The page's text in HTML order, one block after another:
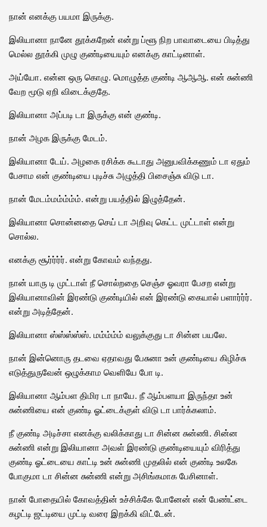
நான் எனக்கு பயமா இருக்கு.
இலியானா நானே தூக்கறேன் என்று ப்ளூ நிற பாவாடையை பிடித்து
மெல்ல தூக்கி முழு குண்டியையும் எனக்கு காட்டினாள்.
அய்யோ. என்ன ஒரு கொழு. மொழுத்த குண்டி ஆஆஆ. என் சுன்ணி
வேற மூடு ஏறி விடைக்குதே.
இலியானா அப்படி டா இருக்கு என் குண்டி.
நான் அழக இருக்கு மேடம்.
இலியானா டேய். அழகை ரசிக்க கூடாது அனுபவிக்கணும் டா ஏதும்
பேசாம என் குண்டியை புடிச்சு அழுத்தி பிசைஞ்சு விடு டா.
நான் மேடம்மம்ம்ம்ம். என்று பயத்தில் இழுத்தேன்.
இலியானா சொன்னதை செய் டா அறிவு கெட்ட முட்டாள் என்று
சொல்ல.
எனக்கு சூர்ர்ர்ர். என்று கோவம் வந்தது.
நான் யாரு டி முட்டாள் நீ சொல்றதை செஞ்ச ஓவரா பேசற என்று
இலியானாவின் இரண்டு குண்டியில் என் இரண்டு கையால் பளார்ர்ர்.
என்று அடித்தேன்.
இலியானா ஸ்ஸ்ஸ்ஸ்ஸ். மம்ம்ம்ம் வலுக்குது டா சின்ன பயலே.
நான் இன்னொரு தடவை ஏதாவது பேசுனா உன் குண்டியை கிழிச்சு
எடுத்துருவேன் ஒழுக்காம வெளியே போ டி.
இலியானா ஆம்பள திமிர டா நாயே. நீ ஆம்பளயா இருந்தா உன்
சுன்ணியை என் குண்டி ஓட்டைக்குள் விடு டா பார்க்கலாம்.
நீ குண்டி அடிச்சா எனக்கு வலிக்காது டா சின்ன சுன்ணி. சின்ன
சுன்ணி என்று இலியானா அவள் இரண்டு குண்டியையும் விரித்து
குண்டி ஓட்டையை காட்டி உன் சுன்ணி முதலில் என் குண்டி உலகே
போகுமா டா சின்ன சுன்ணி என்று அசிங்கமாக பேசினாள்.
நான் போதையில் கோவத்தின் உச்சிக்கே போனேன் என் பேண்ட்டை
கழட்டி ஜட்டியை முட்டி வரை இறக்கி விட்டேன்.